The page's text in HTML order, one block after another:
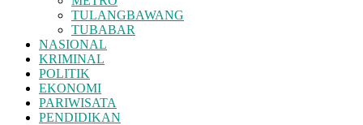
TULANGBAWANG
TUBABAR
NASIONAL
KRIMINAL
POLITIK
EKONOMI
PARIWISATA
PENDIDIKAN